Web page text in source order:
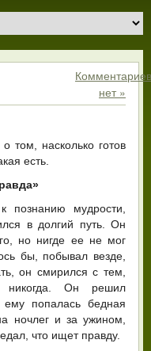
Комментариев
нет »
том, насколько готов
есть.
познанию мудрости,
в долгий путь. Он
но нигде ее не мог
бы, побывал везде,
он смирился с тем,
Он решил
попалась бедная
ночлег и за ужином,
что ищет правду.